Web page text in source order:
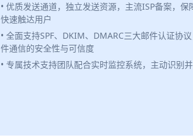
• 优质发送通道，独立发送资源，主流ISP备案，
快速触达用户
• 全面支持SPF、DKIM、DMARC三大邮件认证协
件通信的安全性与可信度
• 专属技术支持团队配合实时监控系统，主动识别